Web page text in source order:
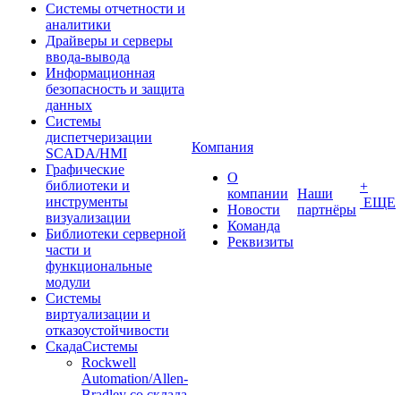
Системы отчетности и
аналитики
Драйверы и серверы
ввода-вывода
Информационная
безопасность и защита
данных
Системы
диспетчеризации
SCADA/HMI
Графические
библиотеки и
инструменты
визуализации
Библиотеки серверной
части и
функциональные
модули
Системы
виртуализации и
отказоустойчивости
СкадаСистемы
Rockwell
Automation/Allen-
Компания
О
компании
Новости
Команда
Реквизиты
Наши
партнёры
+
ЕЩЕ